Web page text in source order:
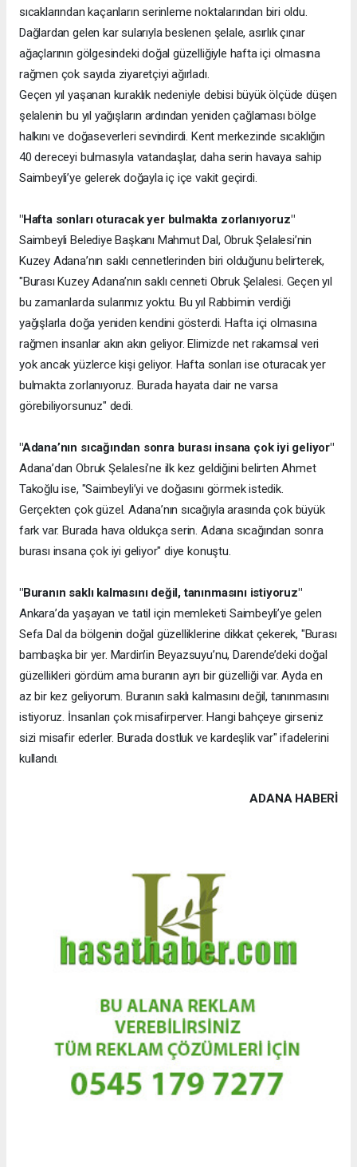
sıcaklarından kaçanların serinleme noktalarından biri oldu.
Dağlardan gelen kar sularıyla beslenen şelale, asırlık çınar
ağaçlarının gölgesindeki doğal güzelliğiyle hafta içi olmasına
rağmen çok sayıda ziyaretçiyi ağırladı.
Geçen yıl yaşanan kuraklık nedeniyle debisi büyük ölçüde düşen
şelalenin bu yıl yağışların ardından yeniden çağlaması bölge
halkını ve doğaseverleri sevindirdi. Kent merkezinde sıcaklığın
40 dereceyi bulmasıyla vatandaşlar, daha serin havaya sahip
Saimbeyli’ye gelerek doğayla iç içe vakit geçirdi.
"Hafta sonları oturacak yer bulmakta zorlanıyoruz"
Saimbeyli Belediye Başkanı Mahmut Dal, Obruk Şelalesi’nin
Kuzey Adana’nın saklı cennetlerinden biri olduğunu belirterek,
"Burası Kuzey Adana’nın saklı cenneti Obruk Şelalesi. Geçen yıl
bu zamanlarda sularımız yoktu. Bu yıl Rabbimin verdiği
yağışlarla doğa yeniden kendini gösterdi. Hafta içi olmasına
rağmen insanlar akın akın geliyor. Elimizde net rakamsal veri
yok ancak yüzlerce kişi geliyor. Hafta sonları ise oturacak yer
bulmakta zorlanıyoruz. Burada hayata dair ne varsa
görebiliyorsunuz" dedi.
"Adana’nın sıcağından sonra burası insana çok iyi geliyor"
Adana’dan Obruk Şelalesi’ne ilk kez geldiğini belirten Ahmet
Takoğlu ise, "Saimbeyli’yi ve doğasını görmek istedik.
Gerçekten çok güzel. Adana’nın sıcağıyla arasında çok büyük
fark var. Burada hava oldukça serin. Adana sıcağından sonra
burası insana çok iyi geliyor" diye konuştu.
"Buranın saklı kalmasını değil, tanınmasını istiyoruz"
Ankara’da yaşayan ve tatil için memleketi Saimbeyli’ye gelen
Sefa Dal da bölgenin doğal güzelliklerine dikkat çekerek, "Burası
bambaşka bir yer. Mardin’in Beyazsuyu’nu, Darende’deki doğal
güzellikleri gördüm ama buranın ayrı bir güzelliği var. Ayda en
az bir kez geliyorum. Buranın saklı kalmasını değil, tanınmasını
istiyoruz. İnsanları çok misafirperver. Hangi bahçeye girseniz
sizi misafir ederler. Burada dostluk ve kardeşlik var" ifadelerini
kullandı.
ADANA HABERİ